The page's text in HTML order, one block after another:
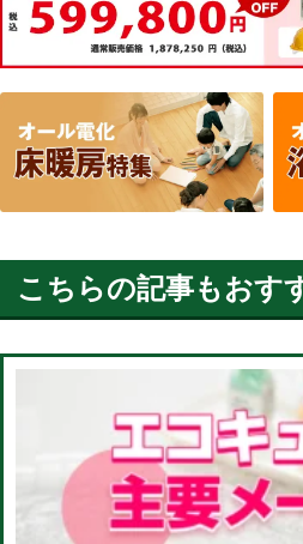
こちらの記事もおす